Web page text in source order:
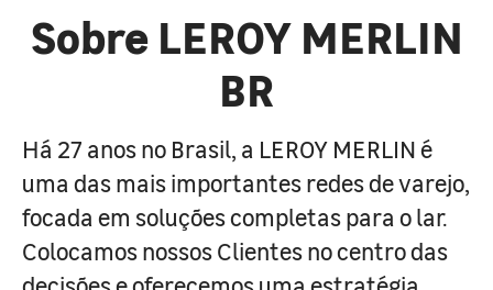
Sobre LEROY MERLIN
BR
Há 27 anos no Brasil, a LEROY MERLIN é
uma das mais importantes redes de varejo,
focada em soluções completas para o lar.
Colocamos nossos Clientes no centro das